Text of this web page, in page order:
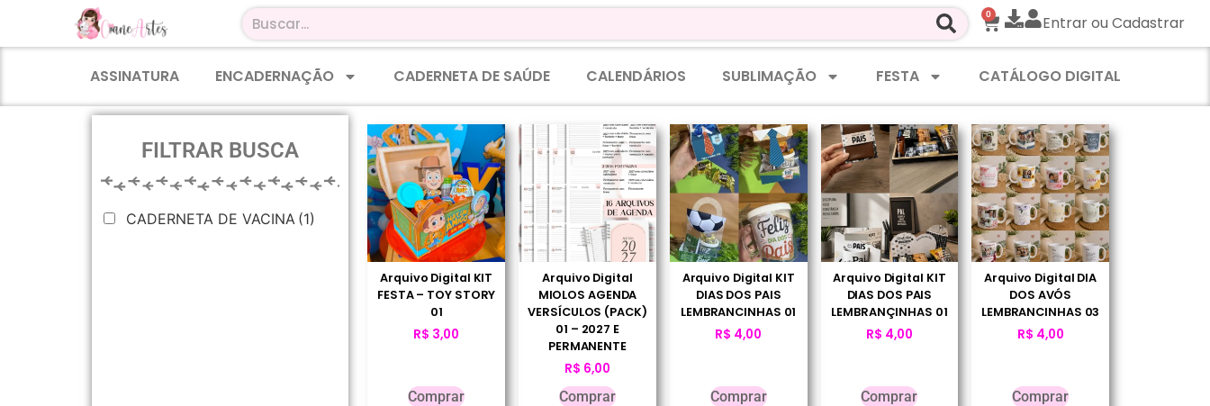
0 Entrar ou Cadastrar
ASSINATURA ENCADERNAÇÃO CADERNETA DE SAÚDE CALENDÁRIOS SUBLIMAÇÃO FESTA CATÁLOGO DIGITAL
FILTRAR BUSCA
CADERNETA DE VACINA (1)
Arquivo Digital KIT
FESTA – TOY STORY
01
R$ 3,00
Comprar
Arquivo Digital
MIOLOS AGENDA
VERSÍCULOS (PACK)
01 – 2027 E
PERMANENTE
R$ 6,00
Comprar
Arquivo Digital KIT
DIAS DOS PAIS
LEMBRANCINHAS 01
R$ 4,00
Comprar
Arquivo Digital KIT
DIAS DOS PAIS
LEMBRANÇINHAS 01
R$ 4,00
Comprar
Arquivo Digital DIA
DOS AVÓS
LEMBRANCINHAS 03
R$ 4,00
Comprar